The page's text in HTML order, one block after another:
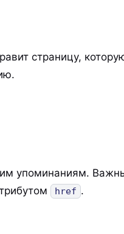
страницу,
упоминаниям.
href .